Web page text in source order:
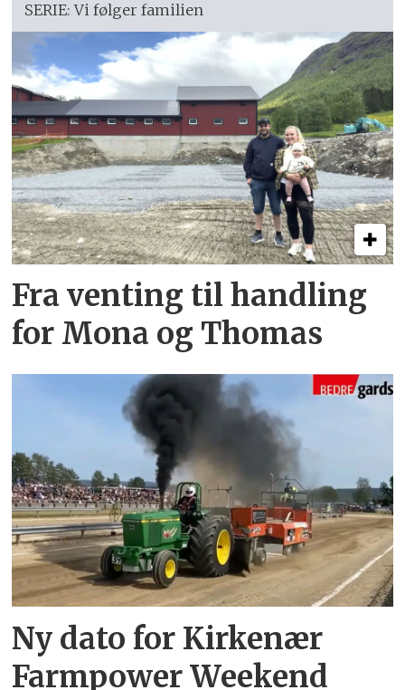
SERIE: Vi følger familien
Fra venting til handling
for Mona og Thomas
Ny dato for Kirkenær
Farmpower Weekend